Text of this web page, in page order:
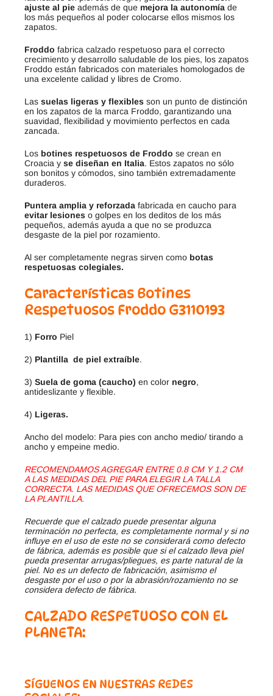
ajuste al pie además de que mejora la autonomía de
los más pequeños al poder colocarse ellos mismos los
zapatos.
Froddo fabrica calzado respetuoso para el correcto
crecimiento y desarrollo saludable de los pies, los zapatos
Froddo están fabricados con materiales homologados de
una excelente calidad y libres de Cromo.
Las suelas ligeras y flexibles son un punto de distinción
en los zapatos de la marca Froddo, garantizando una
suavidad, flexibilidad y movimiento perfectos en cada
zancada.
Los botines respetuosos de Froddo se crean en
Croacia y se diseñan en Italia. Estos zapatos no sólo
son bonitos y cómodos, sino también extremadamente
duraderos.
Puntera amplia y reforzada fabricada en caucho para
evitar lesiones o golpes en los deditos de los más
pequeños, además ayuda a que no se produzca
desgaste de la piel por rozamiento.
Al ser completamente negras sirven como botas
respetuosas colegiales.
Características Botines
Respetuosos Froddo G3110193
1) Forro Piel
2) Plantilla de piel extraíble.
3) Suela de goma (caucho) en color negro,
antideslizante y flexible.
4) Ligeras.
Ancho del modelo: Para pies con ancho medio/ tirando a
ancho y empeine medio.
RECOMENDAMOS AGREGAR ENTRE 0.8 CM Y 1.2 CM
A LAS MEDIDAS DEL PIE PARA ELEGIR LA TALLA
CORRECTA. LAS MEDIDAS QUE OFRECEMOS SON DE
LA PLANTILLA.
Recuerde que el calzado puede presentar alguna
terminación no perfecta, es completamente normal y si no
influye en el uso de este no se considerará como defecto
de fábrica, además es posible que si el calzado lleva piel
pueda presentar arrugas/pliegues, es parte natural de la
piel. No es un defecto de fabricación, asimismo el
desgaste por el uso o por la abrasión/rozamiento no se
considera defecto de fábrica.
CALZADO RESPETUOSO CON EL
PLANETA:
SÍGUENOS EN NUESTRAS REDES